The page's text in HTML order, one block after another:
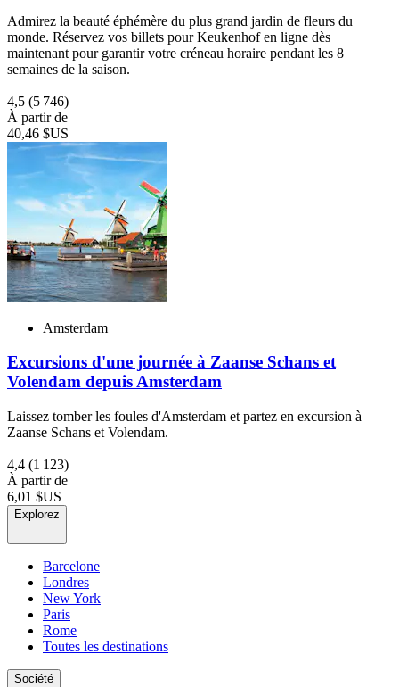
Admirez la beauté éphémère du plus grand jardin de fleurs du
monde. Réservez vos billets pour Keukenhof en ligne dès
maintenant pour garantir votre créneau horaire pendant les 8
semaines de la saison.
4,5 (5 746)
À partir de
40,46 $US
Amsterdam
Excursions d'une journée à Zaanse Schans et
Volendam depuis Amsterdam
Laissez tomber les foules d'Amsterdam et partez en excursion à
Zaanse Schans et Volendam.
4,4 (1 123)
À partir de
6,01 $US
Explorez
Barcelone
Londres
New York
Paris
Rome
Toutes les destinations
Société